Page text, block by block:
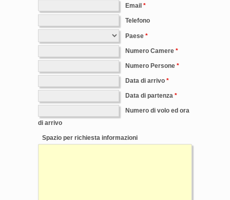
Email
Telefono
Paese
Numero Camere
Numero Persone
Data di arrivo
Data di partenza
Numero di volo ed ora
di arrivo
Spazio per richiesta informazioni